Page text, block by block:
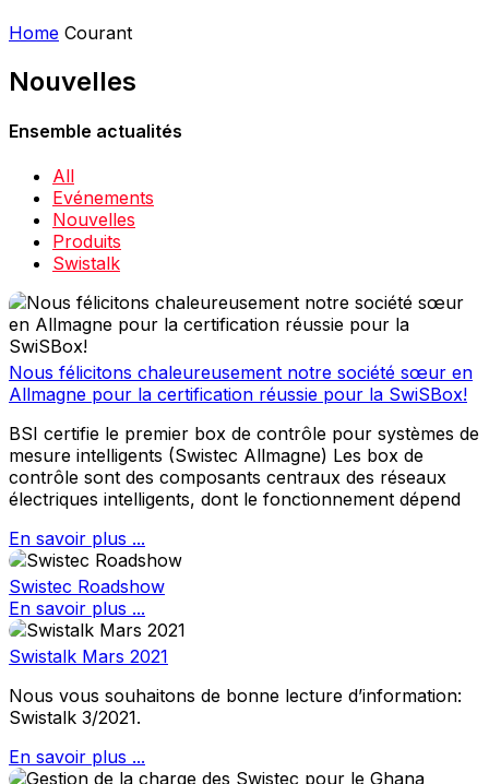
Home Courant
Nouvelles
Ensemble actualités
All
Evénements
Nouvelles
Produits
Swistalk
Nous félicitons chaleureusement notre société sœur en
Allmagne pour la certification réussie pour la SwiSBox!
BSI certifie le premier box de contrôle pour systèmes de
mesure intelligents (Swistec Allmagne) Les box de
contrôle sont des composants centraux des réseaux
électriques intelligents, dont le fonctionnement dépend
En savoir plus ...
Swistec Roadshow
En savoir plus ...
Swistalk Mars 2021
Nous vous souhaitons de bonne lecture d’information:
Swistalk 3/2021.
En savoir plus ...